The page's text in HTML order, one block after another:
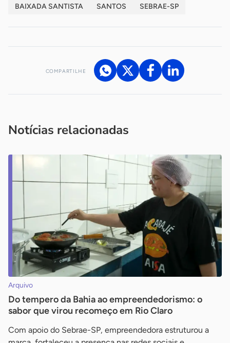
BAIXADA SANTISTA SANTOS SEBRAE-SP
COMPARTILHE
Notícias relacionadas
Arquivo
Do tempero da Bahia ao empreendedorismo: o
sabor que virou recomeço em Rio Claro
Com apoio do Sebrae-SP, empreendedora estruturou a